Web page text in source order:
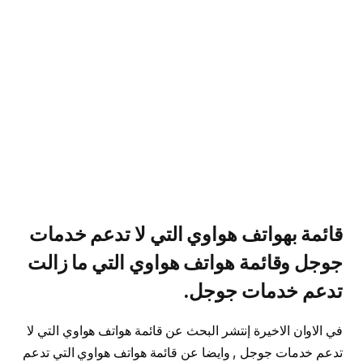
قائمة بهواتف هواوي التي لا تدعم خدمات
جوجل وقائمة هواتف هواوي التي ما زالت
تدعم خدمات جوجل.
في الاوان الاخيرة إنتشر البحث عن قائمة هواتف هواوي التي لا
تدعم خدمات جوجل , وايضا عن قائمة هواتف هواوي التي تدعم